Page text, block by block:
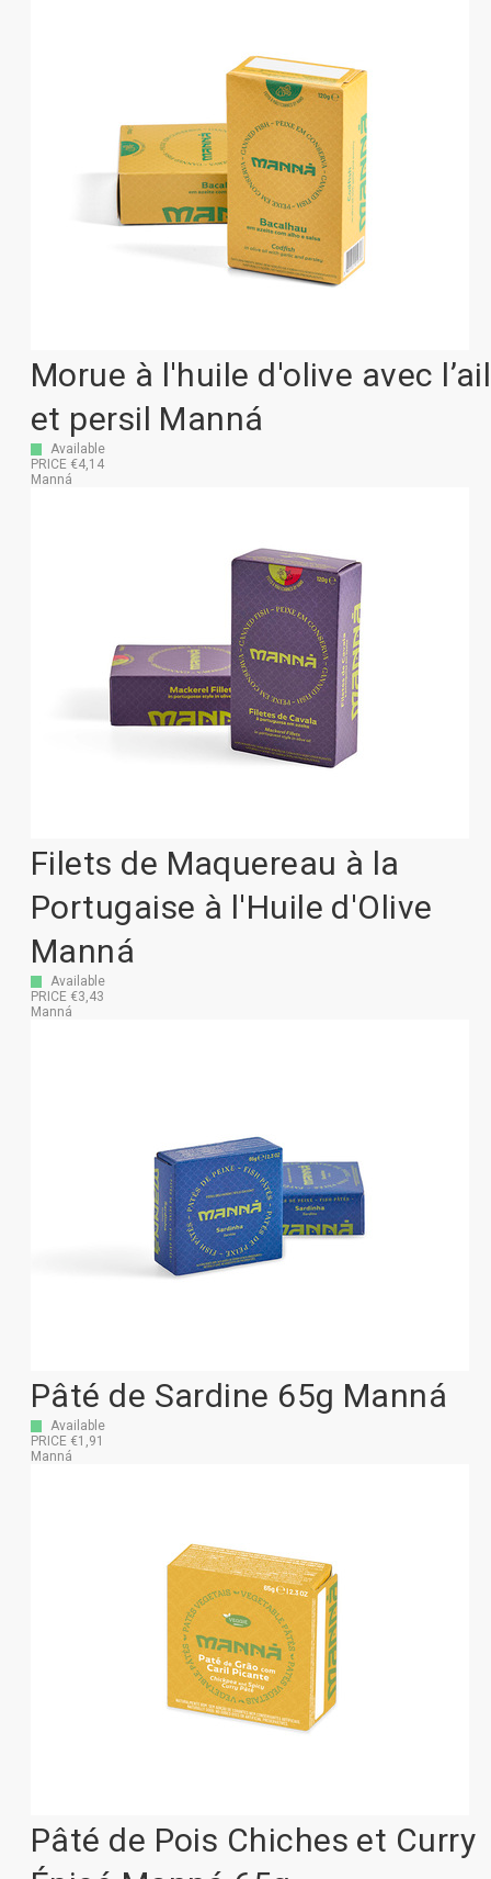
Morue à l'huile d'olive avec l’ail
et persil Manná
Available
PRICE €4,14
Manná
Filets de Maquereau à la
Portugaise à l'Huile d'Olive
Manná
Available
PRICE €3,43
Manná
Pâté de Sardine 65g Manná
Available
PRICE €1,91
Manná
Pâté de Pois Chiches et Curry